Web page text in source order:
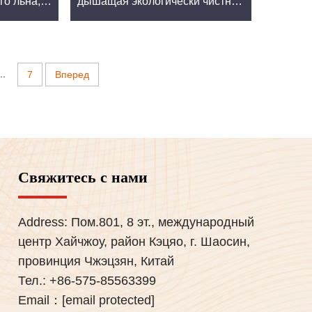
брендами и производителями.
7 Вперед
Свяжитесь с нами
Address: Пом.801, 8 эт., международный
центр Хайчжоу, район Кэцяо, г. Шаосин,
провинция Чжэцзян, Китай
Тел.: +86-575-85563399
Email： [email protected]